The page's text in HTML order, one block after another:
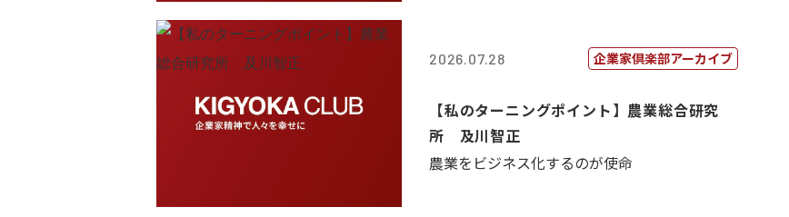
2026.07.28 企業家倶楽部アーカイブ
【私のターニングポイント】農業総合研究
所 及川智正
農業をビジネス化するのが使命